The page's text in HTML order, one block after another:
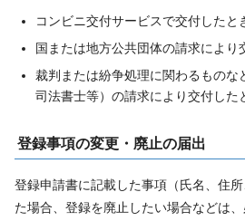
コンビニ交付サービスで交付したと
国または地方公共団体の請求により
裁判または紛争処理に関わるものな
司法書士等）の請求により交付した
登録事項の変更・廃止の届出
登録申請書に記載した事項（氏名、住
た場合、登録を廃止したい場合などは、